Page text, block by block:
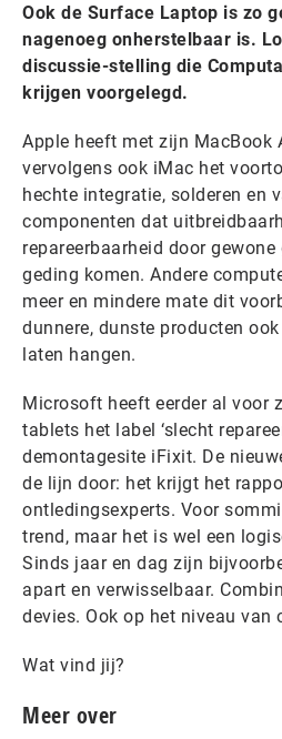
Ook de Surface Laptop is zo
nagenoeg onherstelbaar is.
discussie-stelling die
krijgen voorgelegd.
Apple heeft met zijn MacBook
vervolgens ook iMac het
hechte integratie, solderen en
componenten dat
repareerbaarheid door
geding komen. Andere
meer en mindere mate dit
dunnere, dunste producten
laten hangen.
Microsoft heeft eerder al voor
tablets het label ‘slecht
demontagesite iFixit. De
de lijn door: het krijgt het
ontledingsexperts. Voor
trend, maar het is wel een
Sinds jaar en dag zijn
apart en verwisselbaar.
devies. Ook op het niveau van
Wat vind jij?
Meer over